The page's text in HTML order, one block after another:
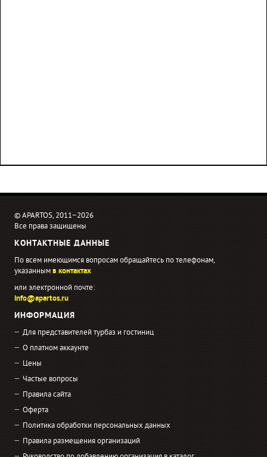
© APARTOS, 2011−2026
Все права защищены
КОНТАКТНЫЕ ДАННЫЕ
По всем имеющимся вопросам обращайтесь по телефонам,
указаннымв контактах
или электронной почте:
info@apartos.ru
ИНФОРМАЦИЯ
Для представителей турбаз и гостиниц
О платном аккаунте
Цены
Частые вопросы
Правила сайта
Оферта
Политика обработки персональных данных
Правила размещения организаций